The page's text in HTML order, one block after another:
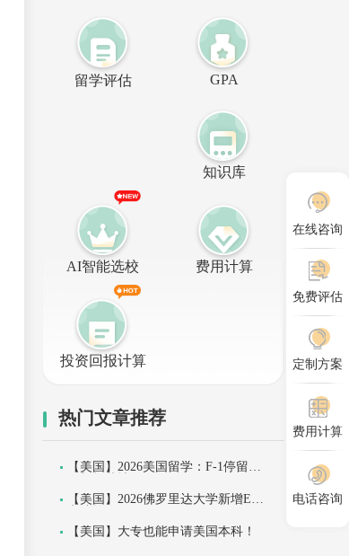
留学评估 GPA
知识库
AI智能选校 费用计算
投资回报计算
热门文章推荐
【美国】2026美国留学：F-1停留期
【美国】2026佛罗里达大学新增ED
【美国】大专也能申请美国本科！
在线咨询
免费评估
定制方案
费用计算
电话咨询